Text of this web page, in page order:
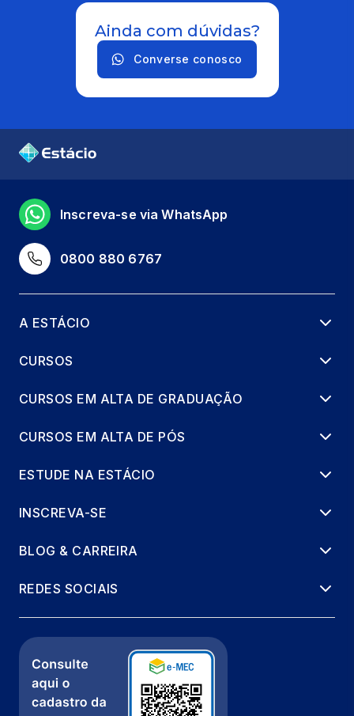
Ainda com dúvidas?
Converse conosco
0800 880 6767
Inscreva-se via WhatsApp
A ESTÁCIO
CURSOS
CURSOS EM ALTA DE GRADUAÇÃO
CURSOS EM ALTA DE PÓS
ESTUDE NA ESTÁCIO
INSCREVA-SE
BLOG & CARREIRA
REDES SOCIAIS